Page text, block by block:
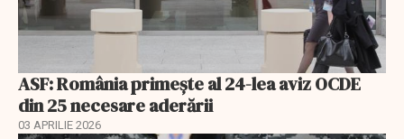
ASF: România primește al 24-lea aviz OCDE
din 25 necesare aderării
03 APRILIE 2026